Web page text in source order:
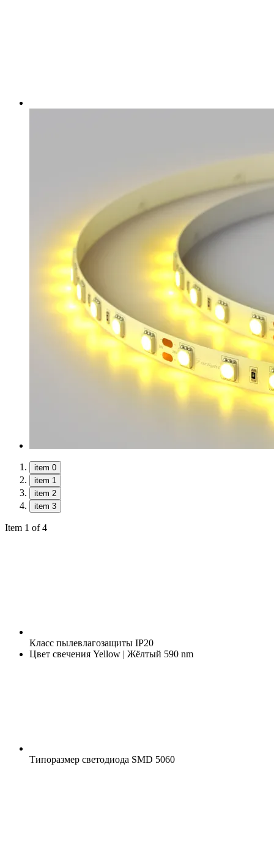
item 0
item 1
item 2
item 3
Item 1 of 4
Класс пылевлагозащиты IP20
Цвет свечения Yellow | Жёлтый 590 nm
Типоразмер светодиода SMD 5060